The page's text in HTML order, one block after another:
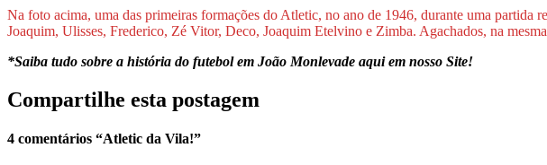
Na foto acima, uma das primeiras formações do Atletic, no ano de 1946, durante uma partida
Joaquim, Ulisses, Frederico, Zé Vitor, Deco, Joaquim Etelvino e Zimba. Agachados, na
*Saiba tudo sobre a história do futebol em João Monlevade aqui em nosso Site!
Compartilhe esta postagem
4 comentários “Atletic da Vila!”